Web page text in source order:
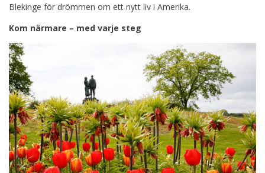
Blekinge för drömmen om ett nytt liv i Amerika.
Kom närmare – med varje steg